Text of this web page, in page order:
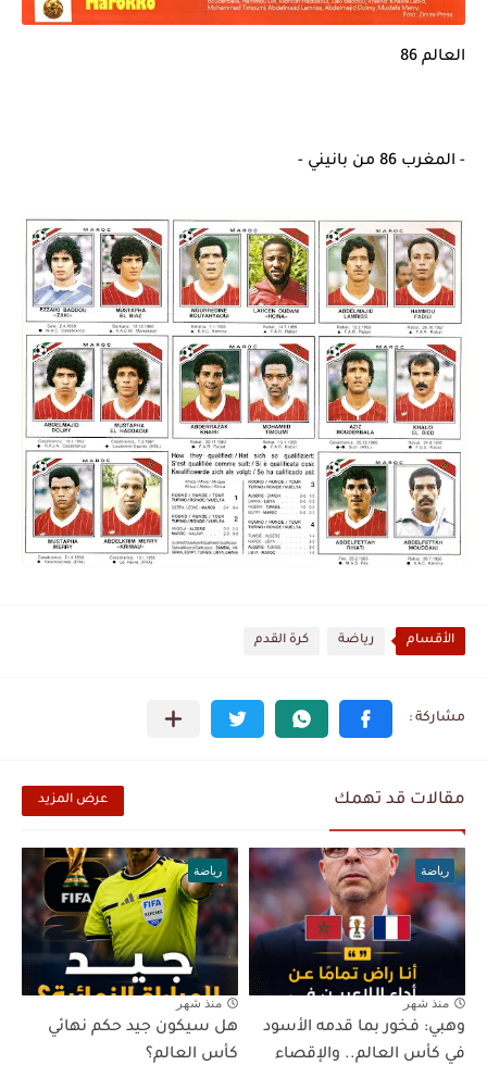
العالم 86
- المغرب 86 من بانيني -
الأقسام رياضة كرة القدم
مقالات قد تهمك عرض المزيد
رياضة
منذ شهر
وهبي: فخور بما قدمه الأسود
في كأس العالم.. والإقصاء
رياضة
منذ شهر
هل سيكون جيد حكم نهائي
كأس العالم؟